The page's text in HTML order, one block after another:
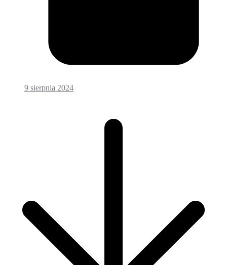
9 sierpnia 2024